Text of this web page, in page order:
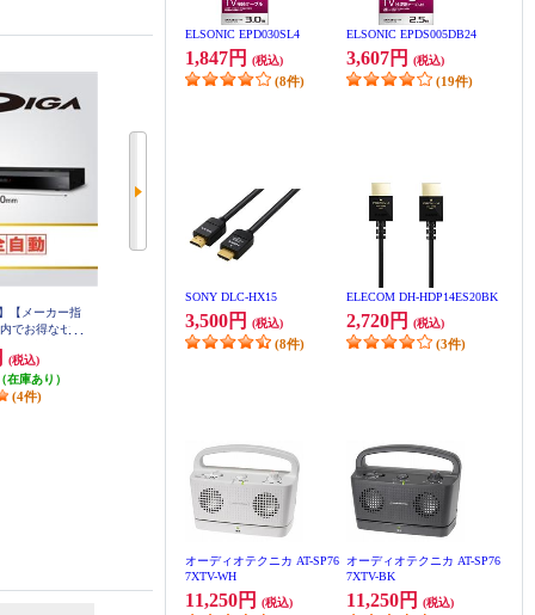
ELSONIC EPD030SL4
1,847円 (税込)
(8件)
ELSONIC EPDS005DB24
3,607円 (税込)
(19件)
SONY DLC-HX15
3,500円 (税込)
(8件)
ELECOM DH-HDP14ES20BK
2,720円 (税込)
(3件)
オーディオテクニカ AT-SP76
7XTV-WH
11,250円 (税込)
オーディオテクニカ AT-SP76
7XTV-BK
11,250円 (税込)
【メーカー指
でお得なセー
コーダーDIGA
内蔵 DMR-2X2
(税込)
在庫あり）
(4件)
【クーポン対象外】【メーカー指
定価格商品/カート内でお得なセー
ル開催中！】 Panasonic ブルーレ
【クーポン対象外】【メーカー指
定価格商品/カート内でお得なセー
ル開催中！】 Panasonic ブルーレ
68,200円